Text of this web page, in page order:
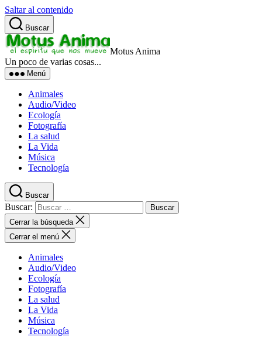
Saltar al contenido
Buscar
Motus Anima
Un poco de varias cosas...
Menú
Animales
Audio/Video
Ecología
Fotografía
La salud
La Vida
Música
Tecnología
Buscar
Buscar:
Cerrar la búsqueda
Cerrar el menú
Animales
Audio/Video
Ecología
Fotografía
La salud
La Vida
Música
Tecnología